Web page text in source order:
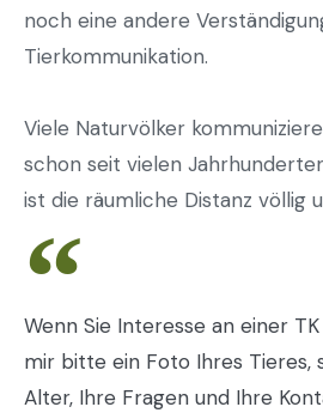
noch eine andere
Tierkommunikation.
Viele Naturvölker
schon seit vielen
ist die räumliche Distanz völlig
Wenn Sie Interesse an einer
mir bitte ein Foto Ihres Tieres,
Alter, Ihre Fragen und Ihre